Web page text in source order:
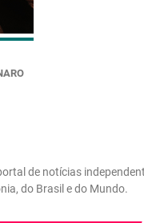
de notícias
do Brasil e do Mundo.